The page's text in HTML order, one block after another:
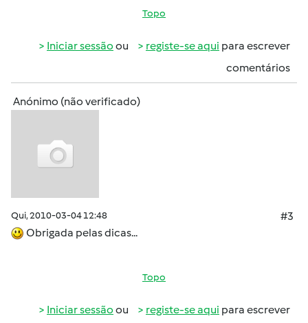
Topo
Iniciar sessão ou registe-se aqui para escrever
comentários
Anónimo (não verificado)
Qui, 2010-03-04 12:48
#3
Obrigada pelas dicas...
Topo
Iniciar sessão ou registe-se aqui para escrever